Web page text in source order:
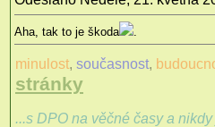
Aha, tak to je škoda
minulost, současnost,
stránky
...s DPO na věčné časy a